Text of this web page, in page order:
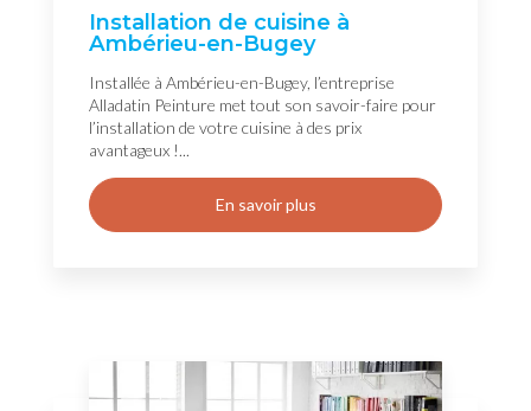
Installation de cuisine à
Ambérieu-en-Bugey
Installée à Ambérieu-en-Bugey, l’entreprise
Alladatin Peinture met tout son savoir-faire pour
l’installation de votre cuisine à des prix
avantageux !...
En savoir plus